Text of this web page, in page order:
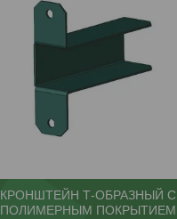
КРОНШТЕЙН Т-ОБРАЗНЫЙ С
ПОЛИМЕРНЫМ ПОКРЫТИЕМ